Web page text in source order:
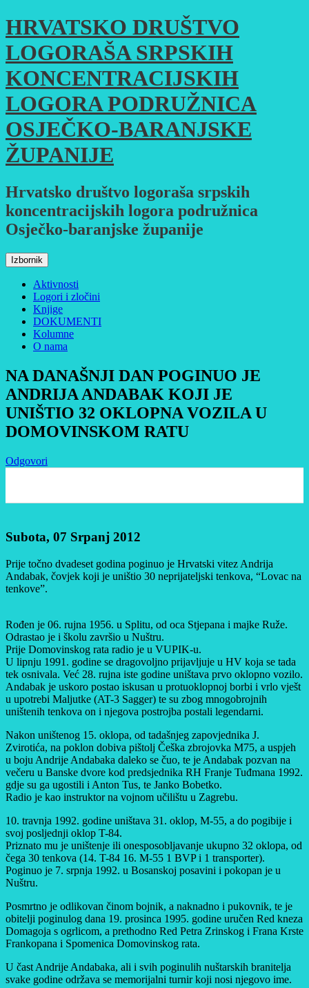
Skoči
do
sadržaja
HRVATSKO DRUŠTVO
LOGORAŠA SRPSKIH
KONCENTRACIJSKIH
LOGORA PODRUŽNICA
OSJEČKO-BARANJSKE
ŽUPANIJE
Hrvatsko društvo logoraša srpskih
koncentracijskih logora podružnica
Osječko-baranjske županije
Izbornik
Aktivnosti
Logori i zločini
Knjige
DOKUMENTI
Kolumne
O nama
NA DANAŠNJI DAN POGINUO JE
ANDRIJA ANDABAK KOJI JE
UNIŠTIO 32 OKLOPNA VOZILA U
DOMOVINSKOM RATU
Odgovori
Subota, 07 Srpanj 2012
Prije točno dvadeset godina poginuo je Hrvatski vitez Andrija
Andabak, čovjek koji je uništio 30 neprijateljski tenkova, “Lovac na
tenkove”.
Rođen je 06. rujna 1956. u Splitu, od oca Stjepana i majke Ruže.
Odrastao je i školu završio u Nuštru.
Prije Domovinskog rata radio je u VUPIK-u.
U lipnju 1991. godine se dragovoljno prijavljuje u HV koja se tada
tek osnivala. Već 28. rujna iste godine uništava prvo oklopno vozilo.
Andabak je uskoro postao iskusan u protuoklopnoj borbi i vrlo vješt
u upotrebi Maljutke (AT-3 Sagger) te su zbog mnogobrojnih
uništenih tenkova on i njegova postrojba postali legendarni.
Nakon uništenog 15. oklopa, od tadašnjeg zapovjednika J.
Zvirotića, na poklon dobiva pištolj Češka zbrojovka M75, a uspjeh
u boju Andrije Andabaka daleko se čuo, te je Andabak pozvan na
večeru u Banske dvore kod predsjednika RH Franje Tuđmana 1992.
gdje su ga ugostili i Anton Tus, te Janko Bobetko.
Radio je kao instruktor na vojnom učilištu u Zagrebu.
10. travnja 1992. godine uništava 31. oklop, M-55, a do pogibije i
svoj posljednji oklop T-84.
Priznato mu je uništenje ili onesposobljavanje ukupno 32 oklopa, od
čega 30 tenkova (14. T-84 16. M-55 1 BVP i 1 transporter).
Poginuo je 7. srpnja 1992. u Bosanskoj posavini i pokopan je u
Nuštru.
Posmrtno je odlikovan činom bojnik, a naknadno i pukovnik, te je
obitelji poginulog dana 19. prosinca 1995. godine uručen Red kneza
Domagoja s ogrlicom, a prethodno Red Petra Zrinskog i Frana Krste
Frankopana i Spomenica Domovinskog rata.
U čast Andrije Andabaka, ali i svih poginulih nuštarskih branitelja
svake godine održava se memorijalni turnir koji nosi njegovo ime.